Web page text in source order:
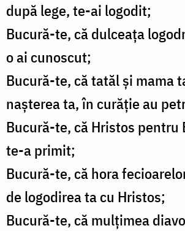
după lege, te-ai logodit;
Bucură-te, că dulceaţa
o ai cunoscut;
Bucură-te, că tatăl şi mama
naşterea ta, în curăţie au
Bucură-te, că Hristos pentru
te-a primit;
Bucură-te, că hora
de logodirea ta cu Hristos;
Bucură-te, că mulţimea